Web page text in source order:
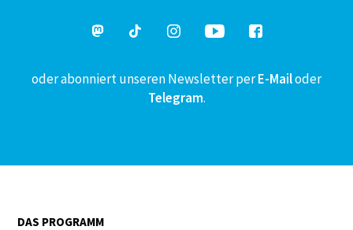
oder abonniert unseren Newsletter perE-Mailoder
Telegram.
DAS PROGRAMM